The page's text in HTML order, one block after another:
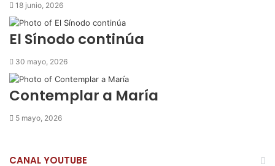
r
r
e
e
c
18 junio, 2026
El Sínodo continúa
30 mayo, 2026
Contemplar a María
5 mayo, 2026
CANAL YOUTUBE